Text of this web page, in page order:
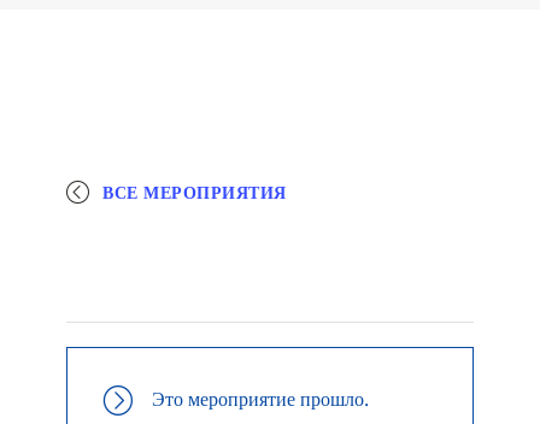
ВСЕ МЕРОПРИЯТИЯ
Это мероприятие прошло.